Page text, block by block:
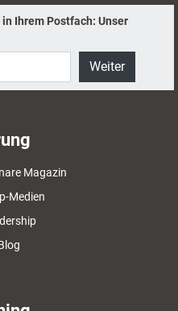
Ihrem Postfach: Unser
Weiter
Magazin
Medien